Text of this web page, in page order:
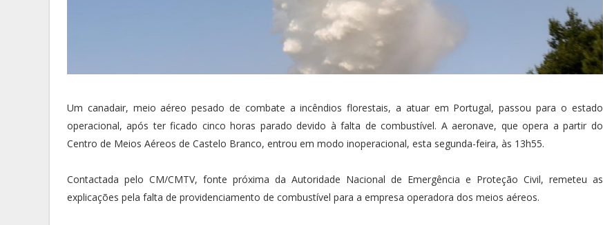
Um canadair, meio aéreo pesado de combate a incêndios florestais, a atuar em Portugal, passou para o estado
operacional, após ter ficado cinco horas parado devido à falta de combustível. A aeronave, que opera a partir do
Centro de Meios Aéreos de Castelo Branco, entrou em modo inoperacional, esta segunda-feira, às 13h55.
Contactada pelo CM/CMTV, fonte próxima da Autoridade Nacional de Emergência e Proteção Civil, remeteu as
explicações pela falta de providenciamento de combustível para a empresa operadora dos meios aéreos.